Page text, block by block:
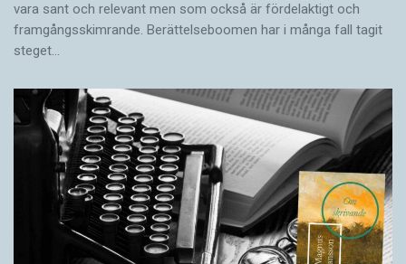
vara sant och ­relevant men som också är fördelaktigt och
framgångsskimrande. Berättelseboomen har i många fall tagit
steget…